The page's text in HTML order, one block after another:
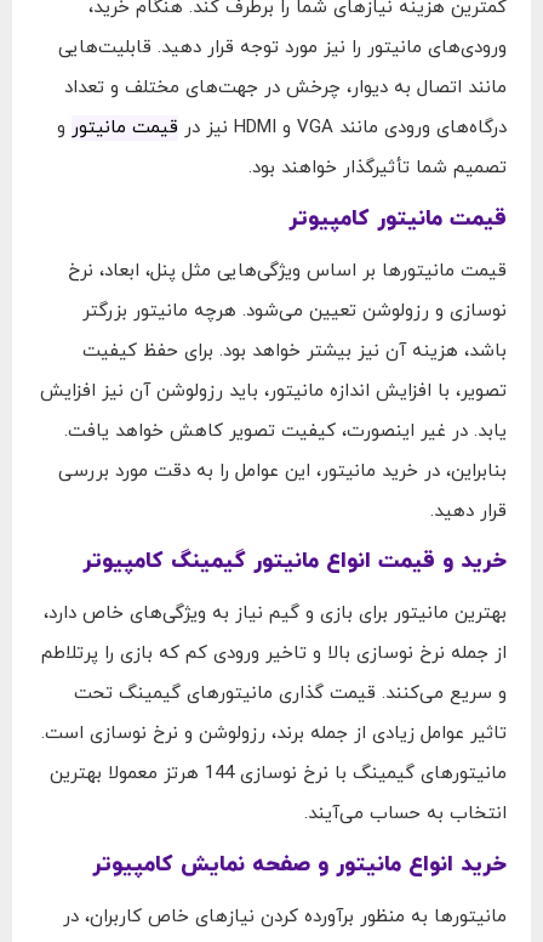
کمترین هزینه نیازهای شما را برطرف کند. هنگام خرید،
ورودی‌های مانیتور را نیز مورد توجه قرار دهید. قابلیت‌هایی
مانند اتصال به دیوار، چرخش در جهت‌های مختلف و تعداد
درگاه‌های ورودی مانند VGA و HDMI نیز در
قیمت مانیتور و
تصمیم شما تأثیرگذار خواهند بود.
قیمت مانیتور کامپیوتر
قیمت مانیتورها بر اساس ویژگی‌هایی مثل پنل، ابعاد، نرخ
نوسازی و رزولوشن تعیین می‌شود. هرچه مانیتور بزرگتر
باشد، هزینه آن نیز بیشتر خواهد بود. برای حفظ کیفیت
تصویر، با افزایش اندازه مانیتور، باید رزولوشن آن نیز افزایش
یابد. در غیر اینصورت، کیفیت تصویر کاهش خواهد یافت.
بنابراین، در خرید مانیتور، این عوامل را به دقت مورد بررسی
قرار دهید.
خرید و قیمت انواع مانیتور گیمینگ کامپیوتر
بهترین مانیتور برای بازی و گیم نیاز به ویژگی‌های خاص دارد،
از جمله نرخ نوسازی بالا و تاخیر ورودی کم که بازی را پرتلاطم
و سریع می‌کنند. قیمت ‌گذاری مانیتورهای گیمینگ تحت
تاثیر عوامل زیادی از جمله برند، رزولوشن و نرخ نوسازی است.
مانیتورهای گیمینگ با نرخ نوسازی 144 هرتز معمولا بهترین
انتخاب به حساب می‌آیند.
خرید انواع مانیتور و صفحه نمایش کامپیوتر
مانیتورها به منظور برآورده کردن نیازهای خاص کاربران، در